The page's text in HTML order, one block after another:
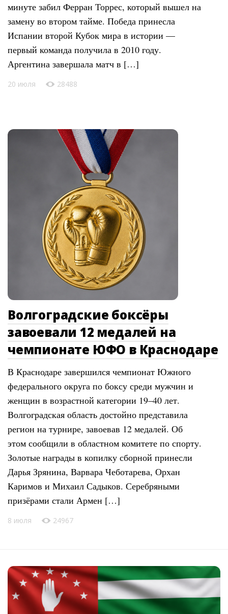
минуте забил Ферран Торрес, который вышел на
замену во втором тайме. Победа принесла
Испании второй Кубок мира в истории —
первый команда получила в 2010 году.
Аргентина завершала матч в […]
20 июля 28488
Волгоградские боксёры
завоевали 12 медалей на
чемпионате ЮФО в Краснодаре
В Краснодаре завершился чемпионат Южного
федерального округа по боксу среди мужчин и
женщин в возрастной категории 19–40 лет.
Волгоградская область достойно представила
регион на турнире, завоевав 12 медалей. Об
этом сообщили в областном комитете по спорту.
Золотые награды в копилку сборной принесли
Дарья Зрянина, Варвара Чеботарева, Орхан
Каримов и Михаил Садыков. Серебряными
призёрами стали Армен […]
8 июля 24967